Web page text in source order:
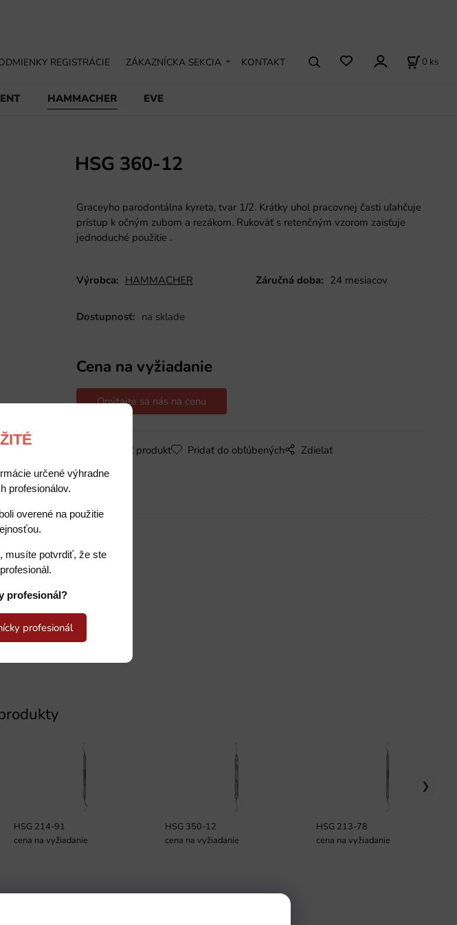
určené výhradne
profesionálov.
overené na použitie
musíte potvrdiť, že ste
profesionál?
profesionál
HAMMACHER EVE
REGISTRÁCIE ZÁKAZNÍCKA SEKCIA KONTAKT 0 ks
HSG 360-12
Graceyho parodontálna kyreta, tvar 1/2. Krátky uhol pracovnej časti uľahčuje
prístup k očným zubom a rezákom. Rukoväť s retenčným vzorom zaisťuje
jednoduché použitie .
Výrobca: HAMMACHER Záručná doba: 24 mesiacov
Dostupnosť: na sklade
Cena na vyžiadanie
Opýtajte sa nás na cenu
Sledovať produkt Pridať do obľúbených Zdielať
HSG 214-91
cena na vyžiadanie
HSG 350-12
cena na vyžiadanie
HSG 213-78
cena na vyžiadanie